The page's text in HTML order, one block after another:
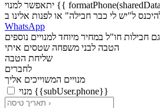
ל"יש לי כבר חבילה" או לפנות אלינו ב
WhatsApp
הטבה לבני משפחה שטסים איתי
שליחת הטבה
לחברים
מנויים המשוייכים אליך
מנוי {{subUser.phone}}